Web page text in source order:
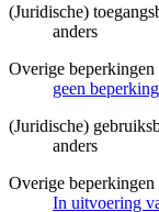
(Juridische)
anders
Overige beperkingen
geen
(Juridische)
anders
Overige beperkingen
In uitvoering